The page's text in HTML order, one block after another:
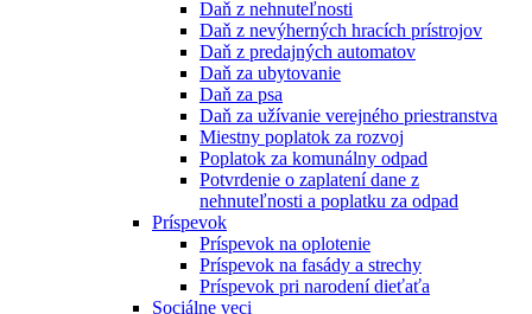
Daň z nehnuteľnosti
Daň z nevýherných hracích prístrojov
Daň z predajných automatov
Daň za ubytovanie
Daň za psa
Daň za užívanie verejného priestranstva
Miestny poplatok za rozvoj
Poplatok za komunálny odpad
Potvrdenie o zaplatení dane z
nehnuteľnosti a poplatku za odpad
Príspevok
Príspevok na oplotenie
Príspevok na fasády a strechy
Príspevok pri narodení dieťaťa
Sociálne veci